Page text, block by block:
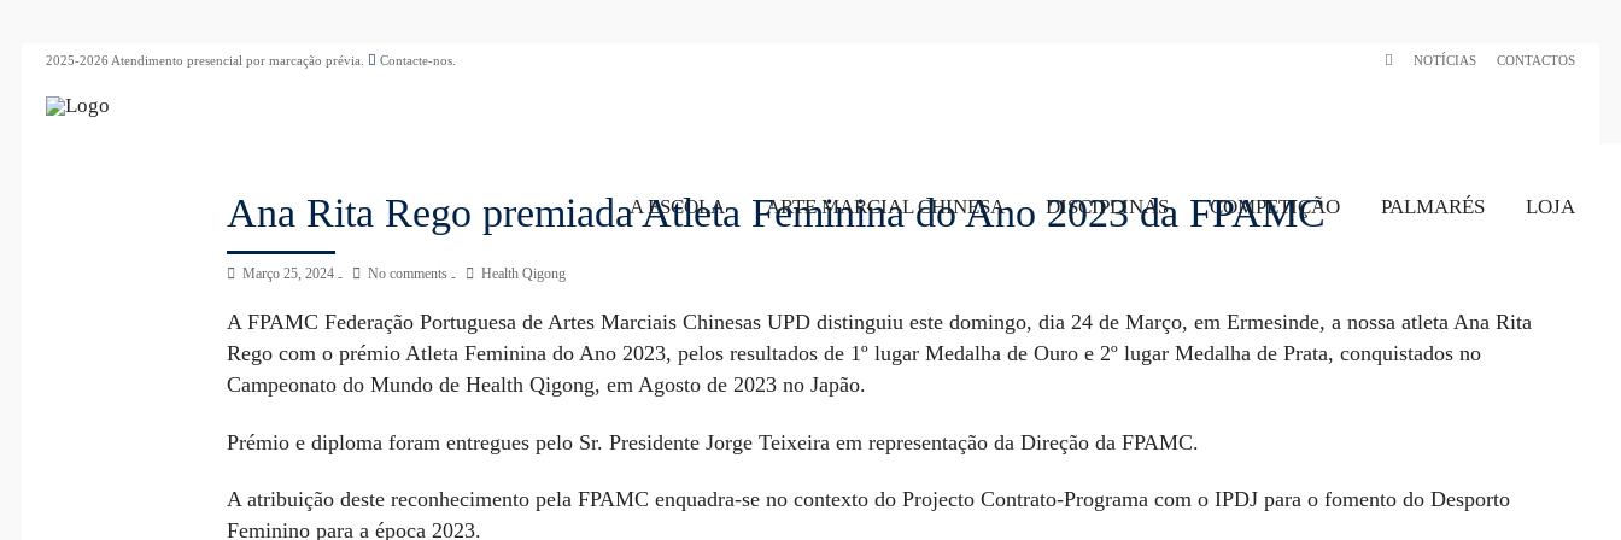
2025-2026 Atendimento presencial por marcação prévia. Contacte-nos. NOTÍCIAS CONTACTOS
A ESCOLA ARTE MARCIAL CHINESA DISCIPLINAS COMPETIÇÃO PALMARÉS LOJA
Ana Rita Rego premiada Atleta Feminina do Ano 2023 da FPAMC
Março 25, 2024 No comments Health Qigong
A FPAMC Federação Portuguesa de Artes Marciais Chinesas UPD distinguiu este domingo, dia 24 de Março, em Ermesinde, a nossa atleta Ana Rita
Rego com o prémio Atleta Feminina do Ano 2023, pelos resultados de 1º lugar Medalha de Ouro e 2º lugar Medalha de Prata, conquistados no
Campeonato do Mundo de Health Qigong, em Agosto de 2023 no Japão.
Prémio e diploma foram entregues pelo Sr. Presidente Jorge Teixeira em representação da Direção da FPAMC.
A atribuição deste reconhecimento pela FPAMC enquadra-se no contexto do Projecto Contrato-Programa com o IPDJ para o fomento do Desporto
Feminino para a época 2023.